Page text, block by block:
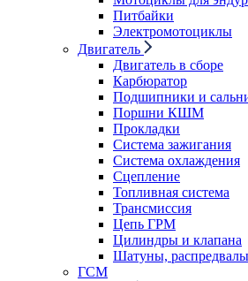
Питбайки
Электромотоциклы
Двигатель
Двигатель в сборе
Карбюратор
Подшипники и
Поршни КШМ
Прокладки
Система зажигания
Система охлаждения
Сцепление
Топливная система
Трансмиссия
Цепь ГРМ
Цилиндры и клапана
Шатуны,
ГСМ